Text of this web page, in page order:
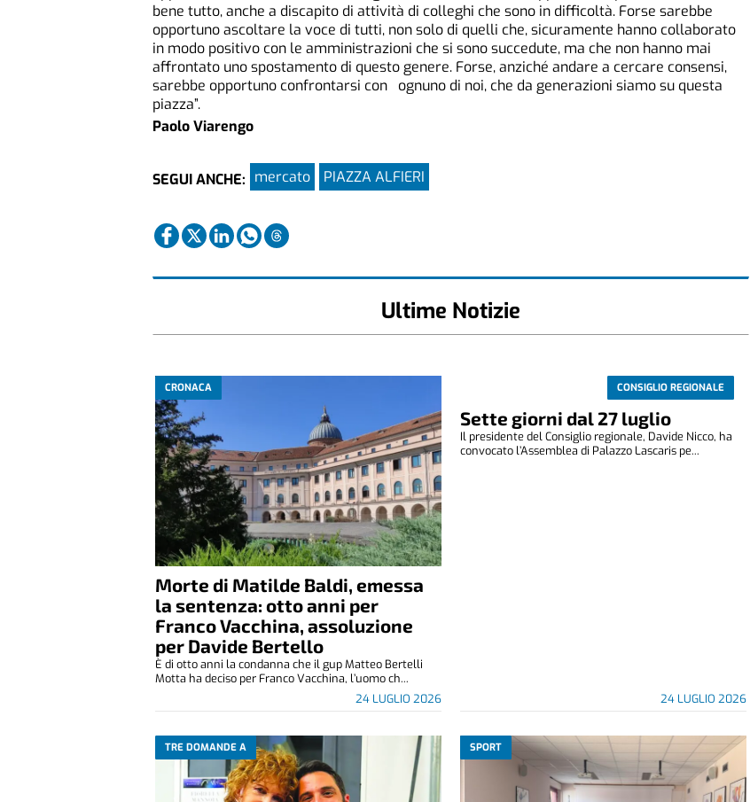
bene tutto, anche a discapito di attività di colleghi che sono in difficoltà. Forse sarebbe
opportuno ascoltare la voce di tutti, non solo di quelli che, sicuramente hanno collaborato
in modo positivo con le amministrazioni che si sono succedute, ma che non hanno mai
affrontato uno spostamento di questo genere. Forse, anziché andare a cercare consensi,
sarebbe opportuno confrontarsi con ognuno di noi, che da generazioni siamo su questa
piazza”.
Paolo Viarengo
SEGUI ANCHE: mercato PIAZZA ALFIERI
Ultime Notizie
CRONACA
Morte di Matilde Baldi, emessa
la sentenza: otto anni per
Franco Vacchina, assoluzione
per Davide Bertello
24 LUGLIO 2026
È di otto anni la condanna che il gup Matteo Bertelli
Motta ha deciso per Franco Vacchina, l’uomo ch...
CONSIGLIO REGIONALE
Sette giorni dal 27 luglio
24 LUGLIO 2026
Il presidente del Consiglio regionale, Davide Nicco, ha
convocato l’Assemblea di Palazzo Lascaris pe...
TRE DOMANDE A SPORT